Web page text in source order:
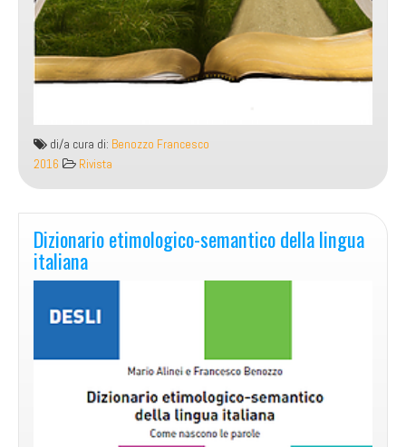
di/a cura di: Benozzo Francesco
2016
Rivista
Dizionario etimologico-semantico della lingua
italiana